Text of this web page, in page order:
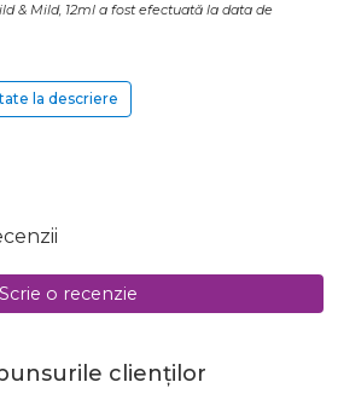
& Mild, 12ml a fost efectuată la data de
la descriere
Scrie o recenzie
clienților